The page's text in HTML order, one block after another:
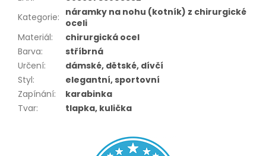
Kategorie: náramky na nohu (kotník) z chirurgické
oceli
Materiál:
chirurgická ocel
Barva:
stříbrná
Určení:
dámské, dětské, dívčí
Styl:
elegantní, sportovní
Zapínání:
karabinka
Tvar: tlapka, kulička